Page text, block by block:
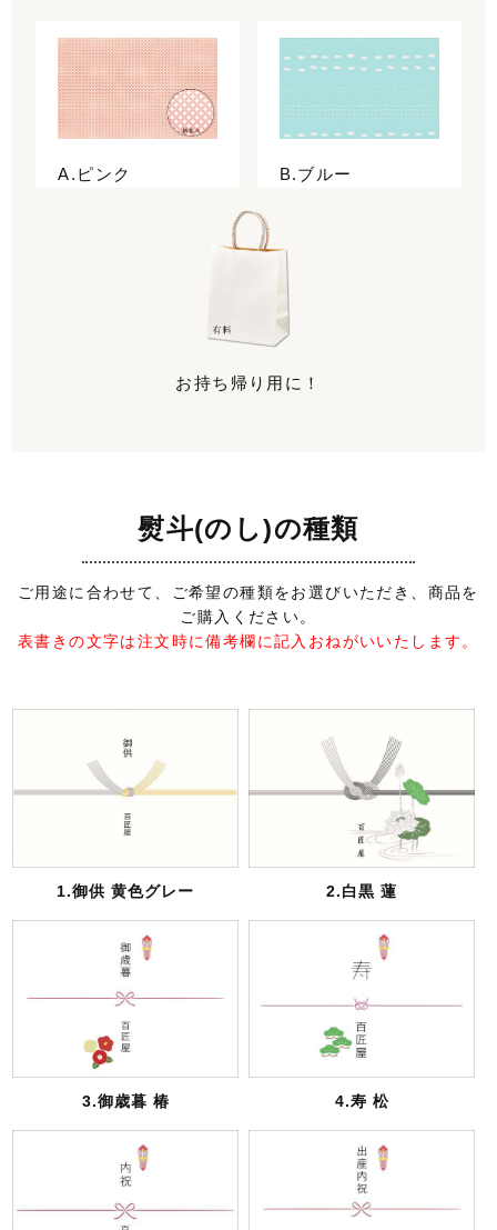
A.ピンク B.ブルー
お持ち帰り用に！
熨斗(のし)の種類
ご用途に合わせて、ご希望の種類をお選びいただき、商品を
ご購入ください。
表書きの文字は注文時に備考欄に記入おねがいいたします。
1.御供 黄色グレー 2.白黒 蓮
3.御歳暮 椿 4.寿 松